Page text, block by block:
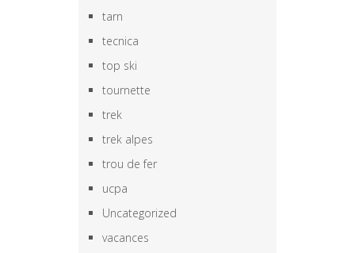
tarn
tecnica
top ski
tournette
trek
trek alpes
trou de fer
ucpa
Uncategorized
vacances